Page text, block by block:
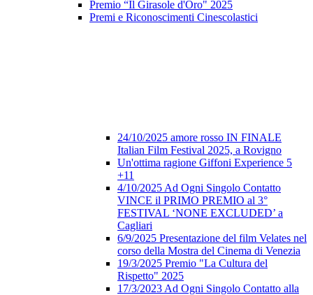
Premio “Il Girasole d'Oro" 2025
Premi e Riconoscimenti Cinescolastici
24/10/2025 amore rosso IN FINALE
Italian Film Festival 2025, a Rovigno
Un'ottima ragione Giffoni Experience 5
+11
4/10/2025 Ad Ogni Singolo Contatto
VINCE il PRIMO PREMIO al 3°
FESTIVAL ‘NONE EXCLUDED’ a
Cagliari
6/9/2025 Presentazione del film Velates nel
corso della Mostra del Cinema di Venezia
19/3/2025 Premio "La Cultura del
Rispetto" 2025
17/3/2023 Ad Ogni Singolo Contatto alla